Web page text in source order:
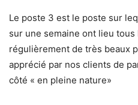
Le poste 3 est le poste sur
sur une semaine ont lieu
régulièrement de très beaux
apprécié par nos clients de
côté « en pleine nature»